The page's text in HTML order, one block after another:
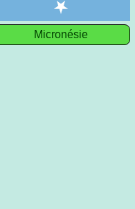
Micronésie